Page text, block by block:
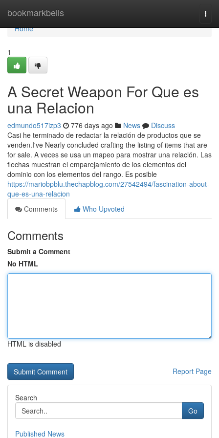
bookmarkbells
Home
Home
1
A Secret Weapon For Que es
una Relacion
edmundo517izp3 776 days ago News
Discuss
Casi he terminado de redactar la relación de productos que se
venden.I've Nearly concluded crafting the listing of items that are
for sale. A veces se usa un mapeo para mostrar una relación. Las
flechas muestran el emparejamiento de los elementos del
dominio con los elementos del rango. Es posible
https://mariobpblu.thechapblog.com/27542494/fascination-about-
que-es-una-relacion
Comments
Who Upvoted
Comments
Submit a Comment
No HTML
HTML is disabled
Report Page
Search
Go
Published News